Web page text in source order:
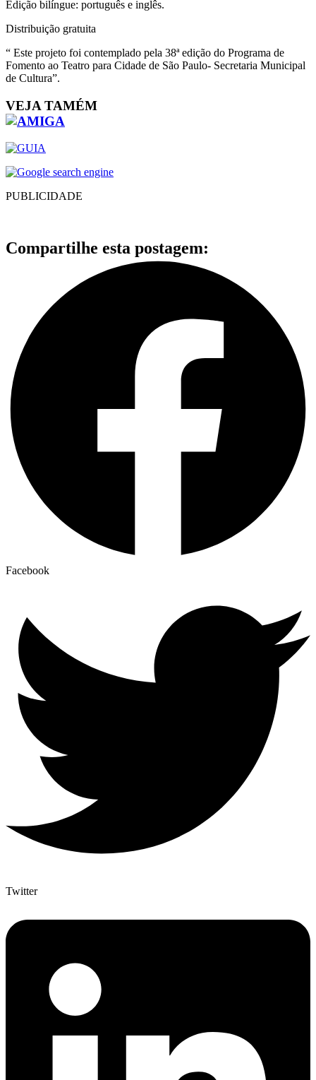
Edição bilíngue: português e inglês.
Distribuição gratuita
“ Este projeto foi contemplado pela 38ª edição do Programa de
Fomento ao Teatro para Cidade de São Paulo- Secretaria Municipal
de Cultura”.
VEJA TAMÉM
PUBLICIDADE
Compartilhe esta postagem:
Facebook
Twitter